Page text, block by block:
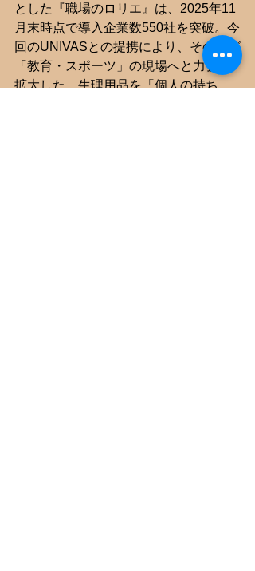
とした『職場のロリエ』は、2025年11
月末時点で導入企業数550社を突破。今
回のUNIVASとの提携により、その輪が
「教育・スポーツ」の現場へと力強く
拡大した。生理用品を「個人の持ち